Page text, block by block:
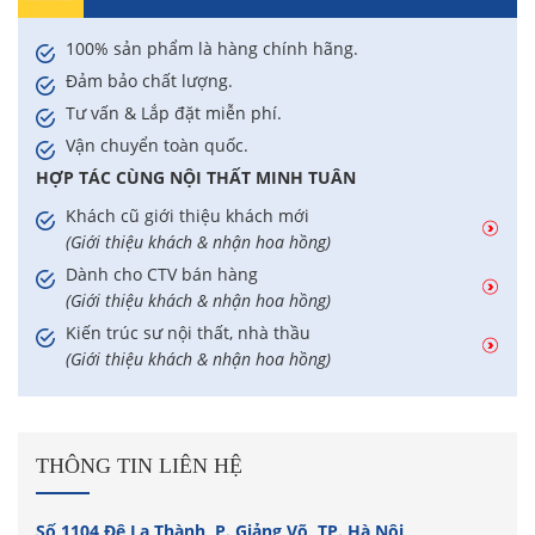
100% sản phẩm là hàng chính hãng.
Đảm bảo chất lượng.
Tư vấn & Lắp đặt miễn phí.
Vận chuyển toàn quốc.
HỢP TÁC CÙNG NỘI THẤT MINH TUÂN
Khách cũ giới thiệu khách mới
(Giới thiệu khách & nhận hoa hồng)
Dành cho CTV bán hàng
(Giới thiệu khách & nhận hoa hồng)
Kiến trúc sư nội thất, nhà thầu
(Giới thiệu khách & nhận hoa hồng)
THÔNG TIN LIÊN HỆ